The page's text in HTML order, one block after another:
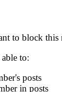
to block this
to:
posts
in posts